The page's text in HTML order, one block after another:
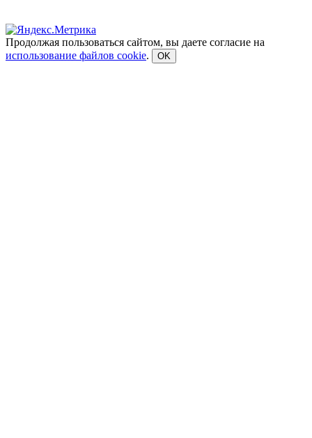
Продолжая пользоваться сайтом, вы даете согласие на
использование файлов cookie. OK